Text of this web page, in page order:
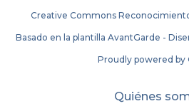
Creative Commons
Basado en la plantilla AvantGarde -
Proudly powered by
Quiénes